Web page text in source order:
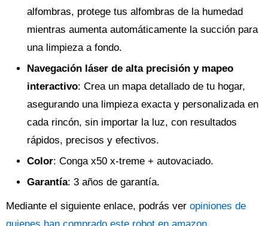
alfombras, protege tus alfombras de la humedad
mientras aumenta automáticamente la succión para
una limpieza a fondo.
Navegación láser de alta precisión y mapeo
interactivo: Crea un mapa detallado de tu hogar,
asegurando una limpieza exacta y personalizada en
cada rincón, sin importar la luz, con resultados
rápidos, precisos y efectivos.
Color: Conga x50 x-treme + autovaciado.
Garantía: 3 años de garantía.
Mediante el siguiente enlace, podrás ver opiniones de